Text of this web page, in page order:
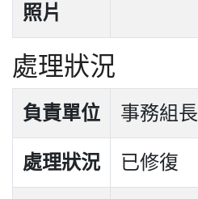
照片
處理狀況
負責單位 事務組長
處理狀況 已修復